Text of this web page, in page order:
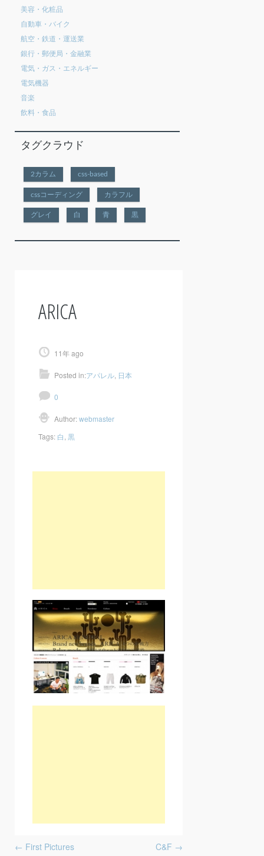
美容・化粧品
自動車・バイク
航空・鉄道・運送業
銀行・郵便局・金融業
電気・ガス・エネルギー
電気機器
音楽
飲料・食品
タグクラウド
2カラム css-based
cssコーディング カラフル
グレイ 白 青 黒
ARICA
11年 ago
Posted in:アパレル 日本
0
Author:webmaster
Tags: 白 黒
← First Pictures C&F →